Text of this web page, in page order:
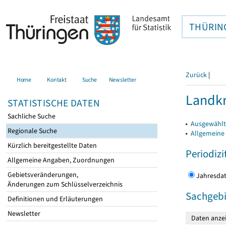
Home Kontakt Suche Newsletter
STATISTISCHE DATEN
Sachliche Suche
Regionale Suche
Kürzlich bereitgestellte Daten
Allgemeine Angaben, Zuordnungen
Gebietsveränderungen,
Änderungen zum Schlüsselverzeichnis
Definitionen und Erläuterungen
Newsletter
Zurück |
▸
▸